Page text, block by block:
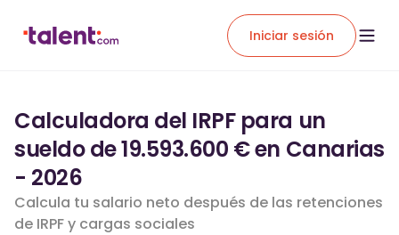
Iniciar sesión
Calculadora del IRPF para un
sueldo de 19.593.600 € en Canarias
- 2026
Calcula tu salario neto después de las retenciones
de IRPF y cargas sociales